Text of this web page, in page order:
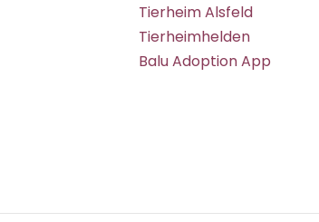
Tierheim Alsfeld
Tierheimhelden
Balu Adoption App